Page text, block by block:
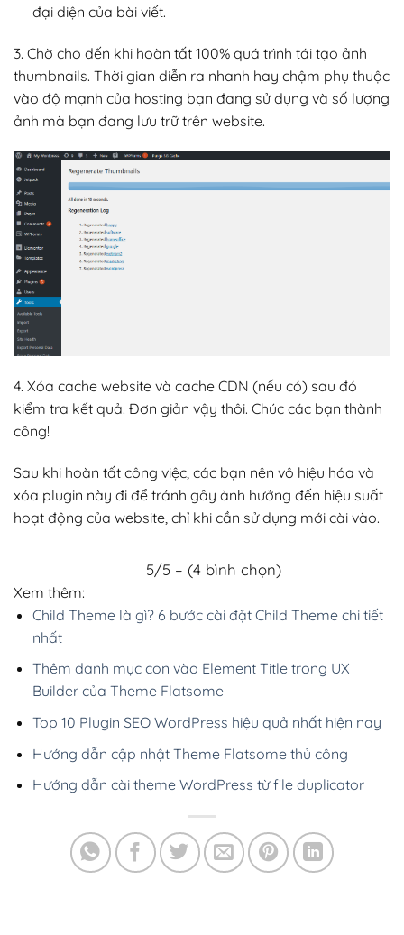
đại diện của bài viết.
3. Chờ cho đến khi hoàn tất 100% quá trình tái tạo ảnh
thumbnails. Thời gian diễn ra nhanh hay chậm phụ thuộc
vào độ mạnh của hosting bạn đang sử dụng và số lượng
ảnh mà bạn đang lưu trữ trên website.
4. Xóa cache website và cache CDN (nếu có) sau đó
kiểm tra kết quả. Đơn giản vậy thôi. Chúc các bạn thành
công!
Sau khi hoàn tất công việc, các bạn nên vô hiệu hóa và
xóa plugin này đi để tránh gây ảnh hưởng đến hiệu suất
hoạt động của website, chỉ khi cần sử dụng mới cài vào.
5/5 – (4 bình chọn)
Xem thêm:
Child Theme là gì? 6 bước cài đặt Child Theme chi tiết
nhất
Thêm danh mục con vào Element Title trong UX
Builder của Theme Flatsome
Top 10 Plugin SEO WordPress hiệu quả nhất hiện nay
Hướng dẫn cập nhật Theme Flatsome thủ công
Hướng dẫn cài theme WordPress từ file duplicator